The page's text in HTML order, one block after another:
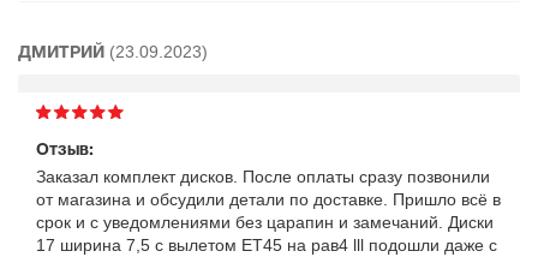
ДМИТРИЙ (23.09.2023)
Отзыв:
Заказал комплект дисков. После оплаты сразу позвонили
от магазина и обсудили детали по доставке. Пришло всё в
срок и с уведомлениями без царапин и замечаний. Диски
17 ширина 7,5 с вылетом ET45 на рав4 lll подошли даже с